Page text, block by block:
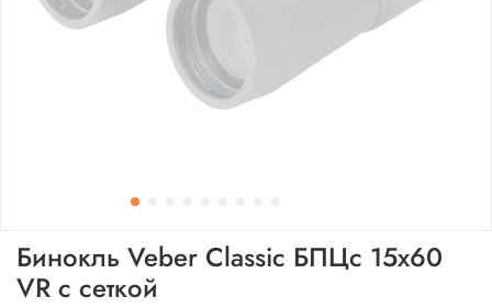
Бинокль Veber Classic БПЦс 15x60
VR с сеткой